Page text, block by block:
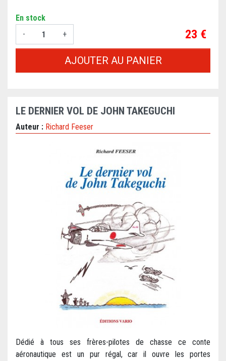
En stock
-
+ Prix
23 €
AJOUTER AU PANIER
LE DERNIER VOL DE JOHN TAKEGUCHI
Auteur : Richard Feeser
Dédié à tous ses frères-pilotes de chasse ce conte
aéronautique est un pur régal, car il ouvre les portes